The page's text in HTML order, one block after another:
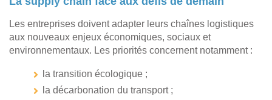
Les entreprises doivent adapter leurs chaînes logistiques
aux nouveaux enjeux économiques, sociaux et
environnementaux. Les priorités concernent notamment :
la transition écologique ;
la décarbonation du transport ;